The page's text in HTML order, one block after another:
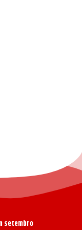
setembro